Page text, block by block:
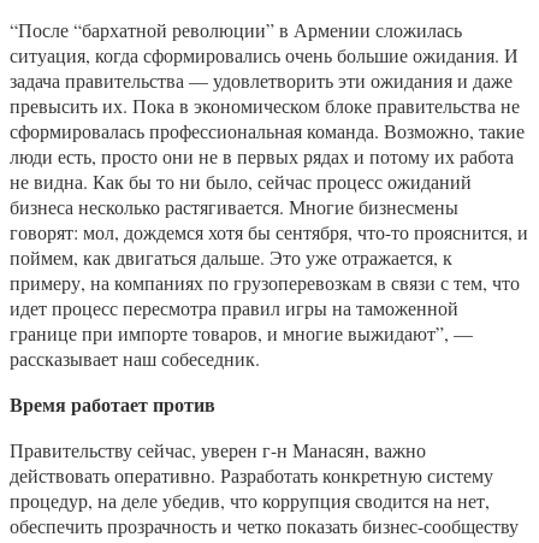
“После “бархатной революции” в Армении сложилась
ситуация, когда сформировались очень большие ожидания. И
задача правительства — удовлетворить эти ожидания и даже
превысить их. Пока в экономическом блоке правительства не
сформировалась профессиональная команда. Возможно, такие
люди есть, просто они не в первых рядах и потому их работа
не видна. Как бы то ни было, сейчас процесс ожиданий
бизнеса несколько растягивается. Многие бизнесмены
говорят: мол, дождемся хотя бы сентября, что-то прояснится, и
поймем, как двигаться дальше. Это уже отражается, к
примеру, на компаниях по грузоперевозкам в связи с тем, что
идет процесс пересмотра правил игры на таможенной
границе при импорте товаров, и многие выжидают”, —
рассказывает наш собеседник.
Время работает против
Правительству сейчас, уверен г-н Манасян, важно
действовать оперативно. Разработать конкретную систему
процедур, на деле убедив, что коррупция сводится на нет,
обеспечить прозрачность и четко показать бизнес-сообществу